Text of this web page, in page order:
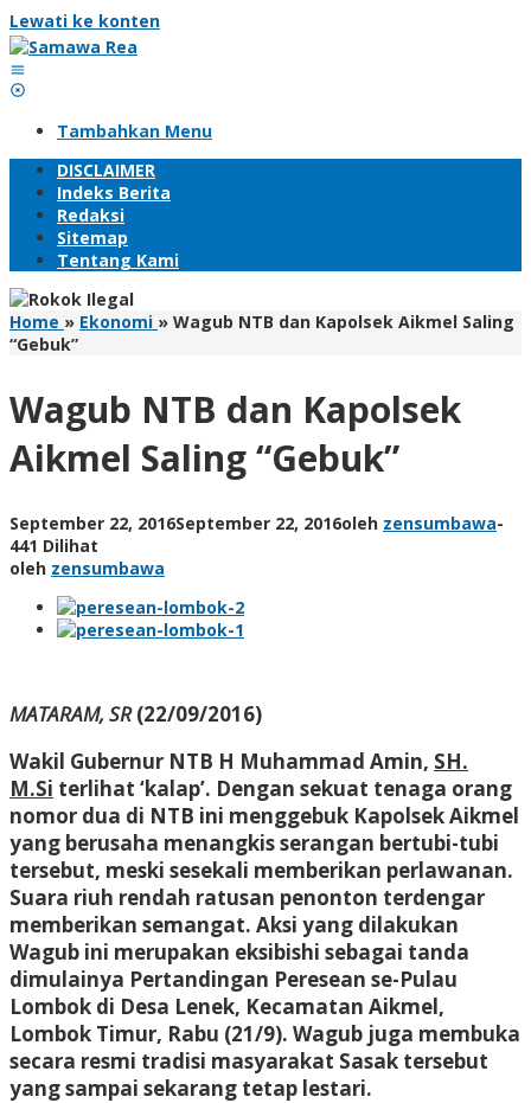
Lewati ke konten
Tambahkan Menu
DISCLAIMER
Indeks Berita
Redaksi
Sitemap
Tentang Kami
Home » Ekonomi » Wagub NTB dan Kapolsek Aikmel Saling
“Gebuk”
Wagub NTB dan Kapolsek
Aikmel Saling “Gebuk”
September 22, 2016September 22, 2016oleh zensumbawa-
441 Dilihat
oleh zensumbawa
MATARAM, SR(22/09/2016)
Wakil Gubernur NTB H Muhammad Amin, SH.
M.Si terlihat ‘kalap’. Dengan sekuat tenaga orang
nomor dua di NTB ini menggebuk Kapolsek Aikmel
yang berusaha menangkis serangan bertubi-tubi
tersebut, meski sesekali memberikan perlawanan.
Suara riuh rendah ratusan penonton terdengar
memberikan semangat. Aksi yang dilakukan
Wagub ini merupakan eksibishi sebagai tanda
dimulainya Pertandingan Peresean se-Pulau
Lombok di Desa Lenek, Kecamatan Aikmel,
Lombok Timur, Rabu (21/9). Wagub juga membuka
secara resmi tradisi masyarakat Sasak tersebut
yang sampai sekarang tetap lestari.